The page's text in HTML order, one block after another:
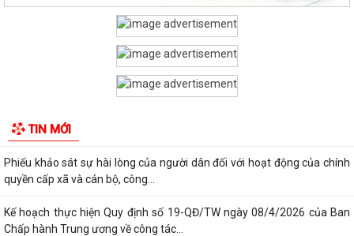
TIN MỚI
PHƯỜNG CHU VĂN AN TỔ CHỨC ĐỐI THOẠI VỚI CÁC HỘ DÂN LIÊN
QUAN ĐẾN DỰ ÁN KHU DU LỊCH, DỊCH VỤ VÀ DÂN...
PHƯỜNG CHU VĂN AN TỔ CHỨC ĐỐI THOẠI VỀ PHƯƠNG ÁN BỒI
THƯỜNG, HỖ TRỢ GIẢI PHÓNG MẶT BẰNG DỰ ÁN KHU...
hộ nghèo, hộ cận nghèo, hộ thoát...
Phiếu khảo sát sự hài lòng của người dân đối với hoạt động của chính
quyền cấp xã và cán bộ, công...
Kế hoạch thực hiện Quy định số 19-QĐ/TW ngày 08/4/2026 của Ban
Chấp hành Trung ương về công tác...